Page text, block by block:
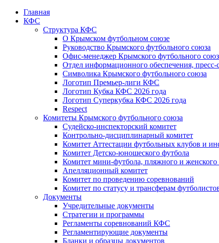
Главная
КФС
Структура КФС
О Крымском футбольном союзе
Руководство Крымского футбольного союза
Офис-менеджер Крымского футбольного
Отдел информационного обеспечения, пресс-
Символика Крымского футбольного союза
Логотип Премьер-лиги КФС
Логотип Кубка КФС 2026 года
Логотип Суперкубка КФС 2026 года
Respect
Комитеты Крымского футбольного союза
Судейско-инспекторский комитет
Контрольно-дисциплинарный комитет
Комитет Аттестации футбольных клубов и
Комитет Детско-юношеского футбола
Комитет мини-футбола, пляжного и женского
Апелляционный комитет
Комитет по проведению соревнований
Комитет по статусу и трансферам
Документы
Учредительные документы
Стратегии и программы
Регламенты соревнований КФС
Регламентирующие документы
Бланки и образцы документов